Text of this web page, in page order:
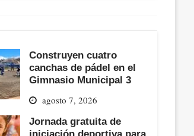
Construyen cuatro
canchas de pádel en el
Gimnasio Municipal 3
agosto 7, 2026
Jornada gratuita de
iniciación deportiva para